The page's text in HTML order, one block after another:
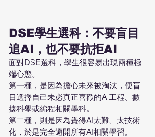
DSE學生選科：不要盲目
追AI，也不要抗拒AI
面對DSE選科，學生很容易出現兩種極
端心態。
第一種，是因為擔心未來被淘汰，便盲
目選擇自己未必真正喜歡的AI工程、數
據科學或編程相關學科。
第二種，則是因為覺得AI太難、太技術
化，於是完全避開所有AI相關學習。